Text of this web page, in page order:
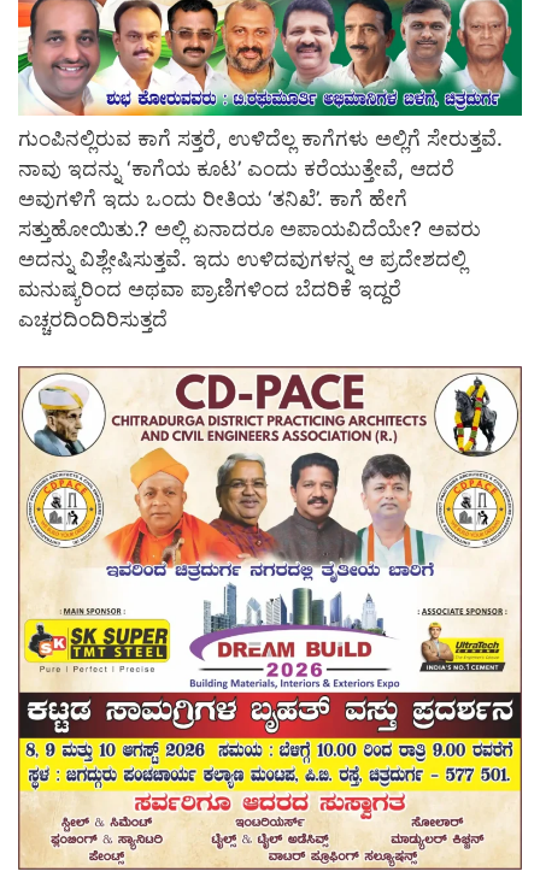
ಗುಂಪಿನಲ್ಲಿರುವ ಕಾಗೆ ಸತ್ತರೆ, ಉಳಿದೆಲ್ಲ ಕಾಗೆಗಳು ಅಲ್ಲಿಗೆ ಸೇರುತ್ತವೆ.
ನಾವು ಇದನ್ನು ‘ಕಾಗೆಯ ಕೂಟ’ ಎಂದು ಕರೆಯುತ್ತೇವೆ, ಆದರೆ
ಅವುಗಳಿಗೆ ಇದು ಒಂದು ರೀತಿಯ ‘ತನಿಖೆ’. ಕಾಗೆ ಹೇಗೆ
ಸತ್ತುಹೋಯಿತು.? ಅಲ್ಲಿ ಏನಾದರೂ ಅಪಾಯವಿದೆಯೇ? ಅವರು
ಅದನ್ನು ವಿಶ್ಲೇಷಿಸುತ್ತವೆ. ಇದು ಉಳಿದವುಗಳನ್ನ ಆ ಪ್ರದೇಶದಲ್ಲಿ
ಮನುಷ್ಯರಿಂದ ಅಥವಾ ಪ್ರಾಣಿಗಳಿಂದ ಬೆದರಿಕೆ ಇದ್ದರೆ
ಎಚ್ಚರದಿಂದಿರಿಸುತ್ತದೆ